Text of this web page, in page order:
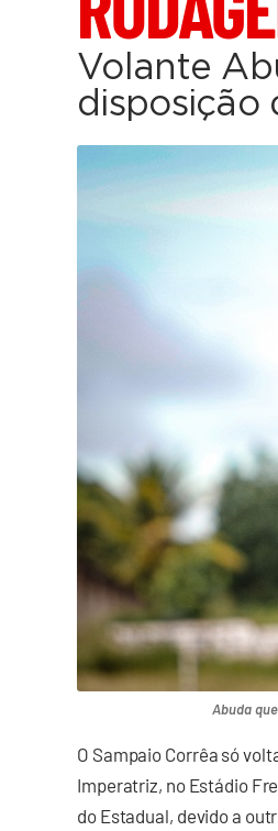
Volante
disposição
Abuda
O Sampaio Corrêa só
Imperatriz, no Estádio
do Estadual, devido a